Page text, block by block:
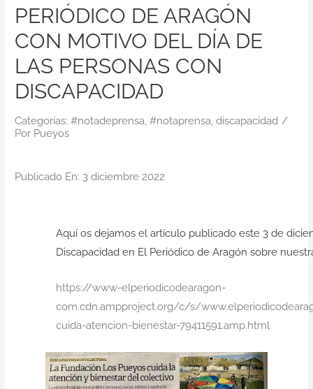
PERIÓDICO DE ARAGÓN
CON MOTIVO DEL DÍA DE
LAS PERSONAS CON
DISCAPACIDAD
Categorías: #notadeprensa, #notaprensa, discapacidad /
Por Pueyos
Publicado En: 3 diciembre 2022
Aquí os dejamos el artículo publicado este 3 de
Discapacidad en El Periódico de Aragón sobre
https://www-elperiodicodearagon-
com.cdn.ampproject.org/c/s/
cuida-atencion-bienestar-79411591.amp.html